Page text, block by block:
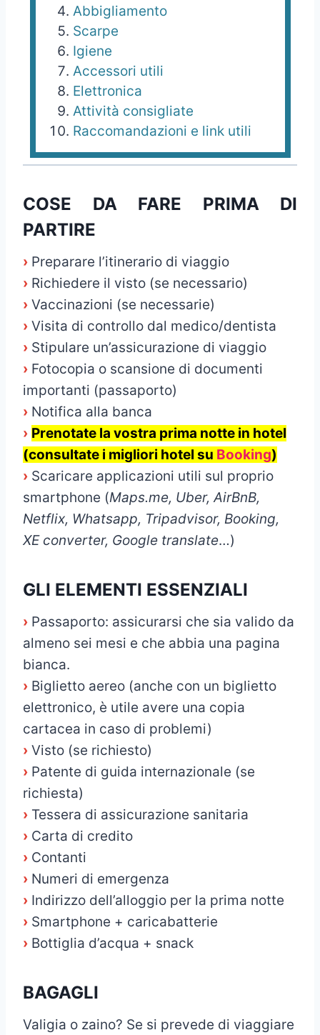
Abbigliamento
Scarpe
Igiene
Accessori utili
Elettronica
Attività consigliate
Raccomandazioni e link utili
COSE DA FARE PRIMA DI
PARTIRE
› Preparare l’itinerario di viaggio
› Richiedere il visto (se necessario)
› Vaccinazioni (se necessarie)
› Visita di controllo dal medico/dentista
› Stipulare un’assicurazione di viaggio
› Fotocopia o scansione di documenti
importanti (passaporto)
› Notifica alla banca
› Prenotate la vostra prima notte in hotel
(consultate i migliori hotel su Booking)
› Scaricare applicazioni utili sul proprio
smartphone (Maps.me, Uber, AirBnB,
Netflix, Whatsapp, Tripadvisor, Booking,
XE converter, Google translate…)
GLI ELEMENTI ESSENZIALI
› Passaporto: assicurarsi che sia valido da
almeno sei mesi e che abbia una pagina
bianca.
› Biglietto aereo (anche con un biglietto
elettronico, è utile avere una copia
cartacea in caso di problemi)
› Visto (se richiesto)
› Patente di guida internazionale (se
richiesta)
› Tessera di assicurazione sanitaria
› Carta di credito
› Contanti
› Numeri di emergenza
› Indirizzo dell’alloggio per la prima notte
› Smartphone + caricabatterie
› Bottiglia d’acqua + snack
BAGAGLI
Valigia o zaino? Se si prevede di viaggiare